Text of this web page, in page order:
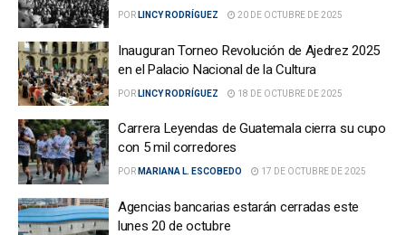
POR LINCY RODRÍGUEZ 20 DE OCTUBRE DE 2025
Inauguran Torneo Revolución de Ajedrez 2025
en el Palacio Nacional de la Cultura
POR LINCY RODRÍGUEZ 18 DE OCTUBRE DE 2025
Carrera Leyendas de Guatemala cierra su cupo
con 5 mil corredores
POR MARIANA L. ESCOBEDO 17 DE OCTUBRE DE 2025
Agencias bancarias estarán cerradas este
lunes 20 de octubre